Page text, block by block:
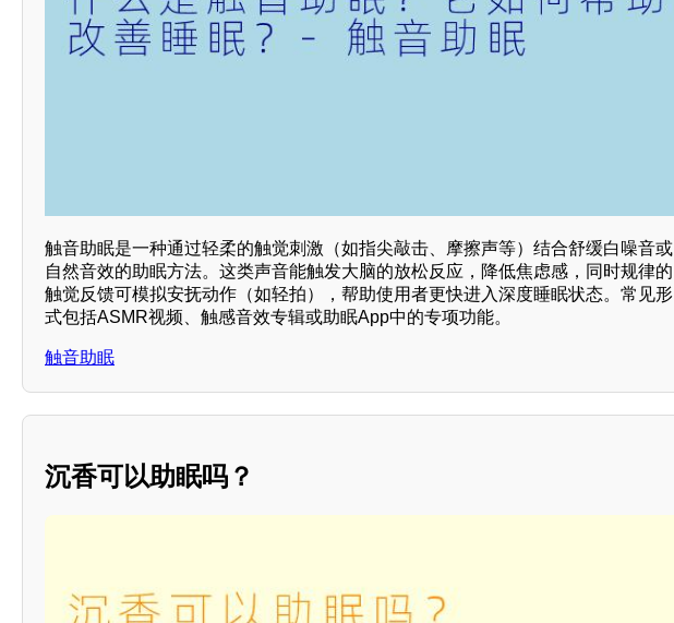
触音助眠是一种通过轻柔的触觉刺激（如指尖敲击、摩擦声等）结合舒缓白噪音或
自然音效的助眠方法。这类声音能触发大脑的放松反应，降低焦虑感，同时规律的
触觉反馈可模拟安抚动作（如轻拍），帮助使用者更快进入深度睡眠状态。常见形
式包括ASMR视频、触感音效专辑或助眠App中的专项功能。
触音助眠
沉香可以助眠吗？